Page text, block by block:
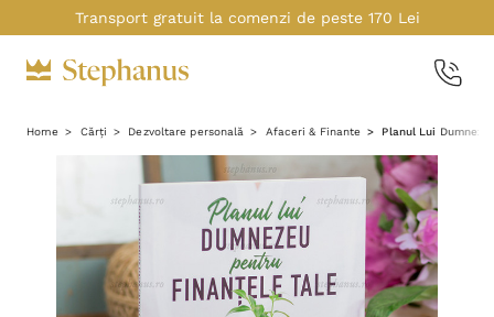
Transport gratuit la comenzi de peste 170 Lei
Home Cărți Dezvoltare personală Afaceri & Finante Planul Lui